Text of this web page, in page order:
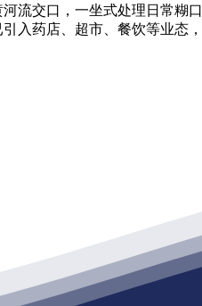
流交口，一坐式处理日常糊
入药店、超市、餐饮等业态